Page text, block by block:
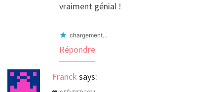
vraiment génial !
chargement…
Répondre
Franck says: